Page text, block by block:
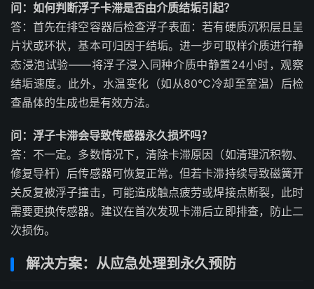
问：如何判断浮子卡滞是否由介质结垢引起？
答：首先在排空容器后检查浮子表面：若有硬质沉积层且呈
片状或环状，基本可归因于结垢。进一步可取样介质进行静
态浸泡试验——将浮子浸入同种介质中静置24小时，观察
结垢速度。此外，水温变化（如从80°C冷却至室温）后检
查晶体的生成也是有效方法。
问：浮子卡滞会导致传感器永久损坏吗？
答：不一定。多数情况下，清除卡滞原因（如清理沉积物、
修复导杆）后传感器可恢复正常。但若卡滞持续导致磁簧开
关反复被浮子撞击，可能造成触点疲劳或焊接点断裂，此时
需要更换传感器。建议在首次发现卡滞后立即排查，防止二
次损伤。
解决方案：从应急处理到永久预防